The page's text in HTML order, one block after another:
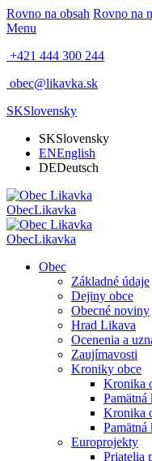
Rovno na obsah Rovno na
Menu
+421 444 300 244
obec@likavka.sk
SKSlovensky
SKSlovensky
ENEnglish
DEDeutsch
ObecLikavka
ObecLikavka
Obec
Základné údaje
Dejiny obce
Obecné noviny
Hrad Likava
Ocenenia a
Zaujímavosti
Kroniky obce
Kronika
Pamätná
Kronika
Europrojekty
Priatelia